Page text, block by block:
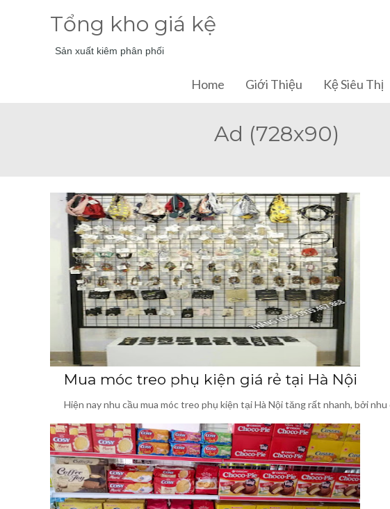
Tổng kho giá kệ
Sản xuất kiêm phân phối
Home Giới Thiệu Kệ Siêu Thị
Ad (728x90)
Mua móc treo phụ kiện giá rẻ tại Hà Nội
Hiện nay nhu cầu mua móc treo phụ kiện tại Hà Nội tăng rất nhanh, bởi nhu